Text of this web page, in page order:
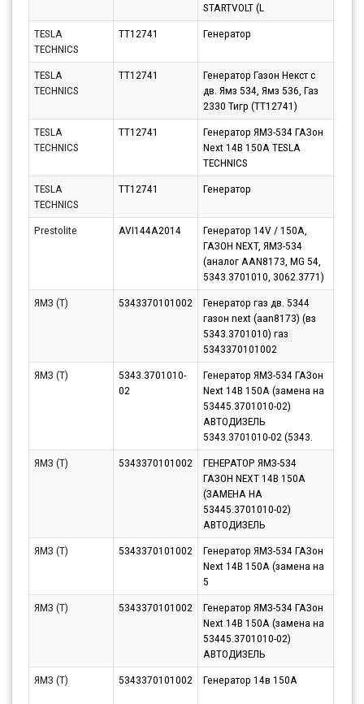
STARTVOLT (L
TESLA
TECHNICS
TT12741 Генератор
TESLA
TECHNICS
TT12741
Генератор Газон Некст с
дв. Ямз 534, Ямз 536, Газ
2330 Тигр (TT12741)
TESLA
TECHNICS
TT12741
Генератор ЯМЗ-534 ГАЗон
Next 14В 150А TESLA
TECHNICS
TESLA
TECHNICS
TT12741 Генератор
Prestolite
AVI144A2014
Генератор 14V / 150A,
ГАЗОН NEXT, ЯМЗ-534
(аналог AAN8173, MG 54,
5343.3701010, 3062.3771)
ЯМЗ (Т) 5343370101002
Генератор газ дв. 5344
газон next (aan8173) (вз
5343.3701010) газ
5343370101002
ЯМЗ (Т)
5343.3701010-
02
Генератор ЯМЗ-534 ГАЗон
Next 14В 150А (замена на
53445.3701010-02)
АВТОДИЗЕЛЬ
5343.3701010-02 (5343.
ЯМЗ (Т) 5343370101002
ГЕНЕРАТОР ЯМЗ-534
ГАЗОН NEXT 14В 150А
(ЗАМЕНА НА
53445.3701010-02)
АВТОДИЗЕЛЬ
ЯМЗ (Т) 5343370101002
Генератор ЯМЗ-534 ГАЗон
Next 14В 150А (замена на
5
ЯМЗ (Т) 5343370101002
Генератор ЯМЗ-534 ГАЗон
Next 14В 150А (замена на
53445.3701010-02)
АВТОДИЗЕЛЬ
ЯМЗ (Т) 5343370101002 Генератор 14в 150А